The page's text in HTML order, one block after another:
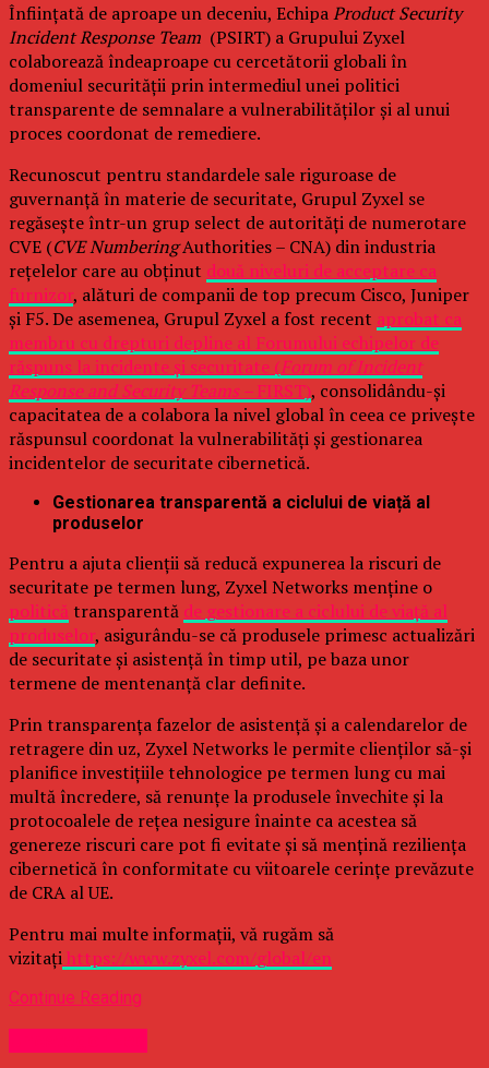
Înființată de aproape un deceniu, EchipaProduct Security
Incident Response Team (PSIRT) a Grupului Zyxel
colaborează îndeaproape cu cercetătorii globali în
domeniul securității prin intermediul unei politici
transparente de semnalare a vulnerabilităților și al unui
proces coordonat de remediere.
Recunoscut pentru standardele sale riguroase de
guvernanță în materie de securitate, Grupul Zyxel se
regăsește într-un grup select de autorități de numerotare
CVE (CVE NumberingAuthorities – CNA) din industria
rețelelor care au obținut două niveluri de acceptare ca
furnizor, alături de companii de top precum Cisco, Juniper
și F5. De asemenea, Grupul Zyxel a fost recent aprobat ca
membru cu drepturi depline al Forumului echipelor de
răspuns la incidente și securitate (Forum of Incident
Response and Security Teams –FIRST), consolidându-și
capacitatea de a colabora la nivel global în ceea ce privește
răspunsul coordonat la vulnerabilități și gestionarea
incidentelor de securitate cibernetică.
Gestionarea transparentă a ciclului de viață al
produselor
Pentru a ajuta clienții să reducă expunerea la riscuri de
securitate pe termen lung, Zyxel Networks menține o
politică transparentă de gestionare a ciclului de viață al
produselor, asigurându-se că produsele primesc actualizări
de securitate și asistență în timp util, pe baza unor
termene de mentenanță clar definite.
Prin transparența fazelor de asistență și a calendarelor de
retragere din uz, Zyxel Networks le permite clienților să-și
planifice investițiile tehnologice pe termen lung cu mai
multă încredere, să renunțe la produsele învechite și la
protocoalele de rețea nesigure înainte ca acestea să
genereze riscuri care pot fi evitate și să mențină reziliența
cibernetică în conformitate cu viitoarele cerințe prevăzute
de CRA al UE.
Pentru mai multe informații, vă rugăm să
vizitațihttps://www.zyxel.com/global/en
Continue Reading